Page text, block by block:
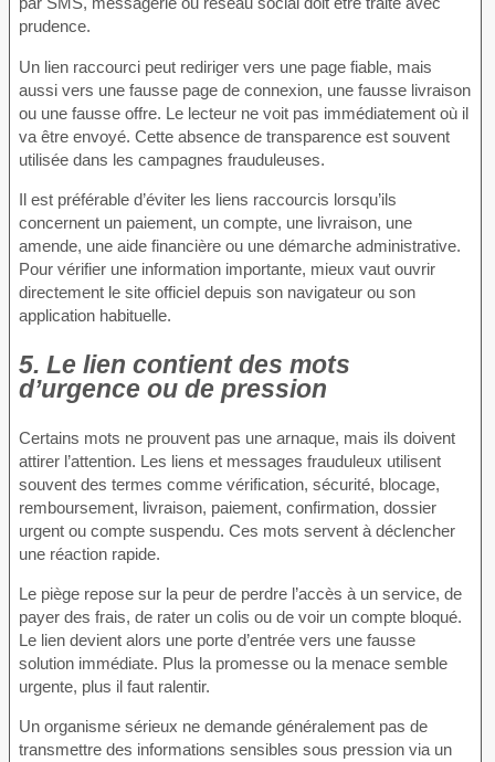
prudence.
Un lien raccourci peut rediriger vers une page fiable, mais
aussi vers une fausse page de connexion, une fausse livraison
ou une fausse offre. Le lecteur ne voit pas immédiatement où il
va être envoyé. Cette absence de transparence est souvent
utilisée dans les campagnes frauduleuses.
Il est préférable d’éviter les liens raccourcis lorsqu’ils
concernent un paiement, un compte, une livraison, une
amende, une aide financière ou une démarche administrative.
Pour vérifier une information importante, mieux vaut ouvrir
directement le site officiel depuis son navigateur ou son
application habituelle.
5. Le lien contient des mots
d’urgence ou de pression
Certains mots ne prouvent pas une arnaque, mais ils doivent
attirer l’attention. Les liens et messages frauduleux utilisent
souvent des termes comme vérification, sécurité, blocage,
remboursement, livraison, paiement, confirmation, dossier
urgent ou compte suspendu. Ces mots servent à déclencher
une réaction rapide.
Le piège repose sur la peur de perdre l’accès à un service, de
payer des frais, de rater un colis ou de voir un compte bloqué.
Le lien devient alors une porte d’entrée vers une fausse
solution immédiate. Plus la promesse ou la menace semble
urgente, plus il faut ralentir.
Un organisme sérieux ne demande généralement pas de
transmettre des informations sensibles sous pression via un